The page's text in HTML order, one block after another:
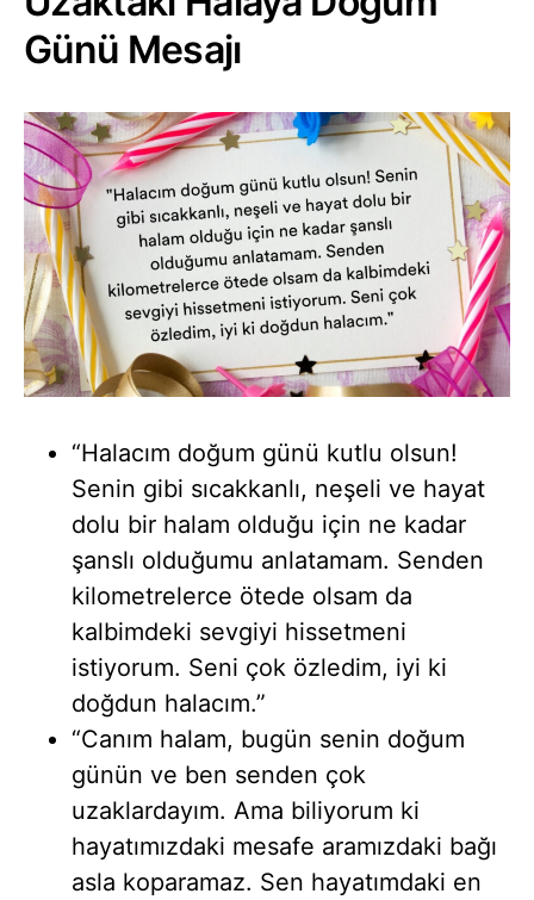
Günü Mesajı
“Halacım doğum günü kutlu olsun!
Senin gibi sıcakkanlı, neşeli ve hayat
dolu bir halam olduğu için ne kadar
şanslı olduğumu anlatamam. Senden
kilometrelerce ötede olsam da
kalbimdeki sevgiyi hissetmeni
istiyorum. Seni çok özledim, iyi ki
doğdun halacım.”
“Canım halam, bugün senin doğum
günün ve ben senden çok
uzaklardayım. Ama biliyorum ki
hayatımızdaki mesafe aramızdaki bağı
asla koparamaz. Sen hayatımdaki en